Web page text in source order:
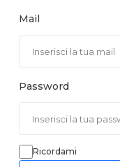
Mail
Password
Ricordami